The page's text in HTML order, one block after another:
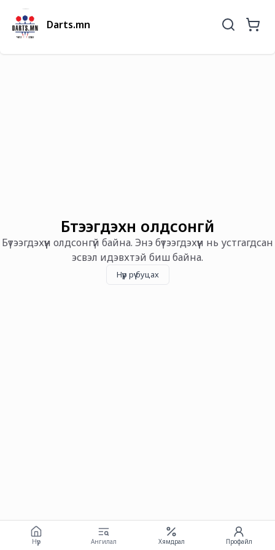
Darts.mn
Бүтээгдэхүүн олдсонгүй
Бүтээгдэхүүн олдсонгүй байна. Энэ бүтээгдэхүүн нь устгагдсан
эсвэл идэвхтэй биш байна.
Нүүр рүү буцах
Нүүр Ангилал Хямдрал Профайл